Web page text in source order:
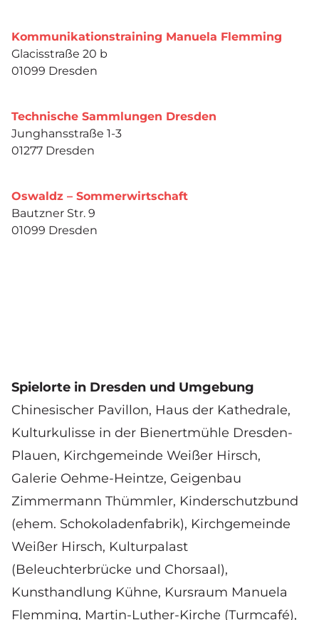
Kommunikationstraining Manuela Flemming
Glacisstraße 20 b
01099 Dresden
Technische Sammlungen Dresden
Junghansstraße 1-3
01277 Dresden
Oswaldz – Sommerwirtschaft
Bautzner Str. 9
01099 Dresden
Spielorte in Dresden und Umgebung
Chinesischer Pavillon, Haus der Kathedrale,
Kulturkulisse in der Bienertmühle Dresden-
Plauen, Kirchgemeinde Weißer Hirsch,
Galerie Oehme-Heintze, Geigenbau
Zimmermann Thümmler, Kinderschutzbund
(ehem. Schokoladenfabrik), Kirchgemeinde
Weißer Hirsch, Kulturpalast
(Beleuchterbrücke und Chorsaal),
Kunsthandlung Kühne, Kursraum Manuela
Flemming, Martin-Luther-Kirche (Turmcafé),